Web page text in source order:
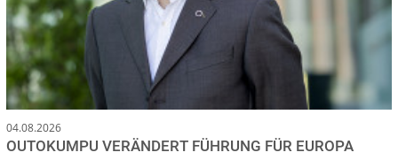
04.08.2026
OUTOKUMPU VERÄNDERT FÜHRUNG FÜR EUROPA